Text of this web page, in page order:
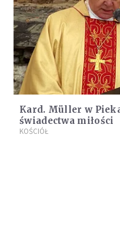
Kard. Müller w
świadectwa miłości
KOŚCIÓŁ